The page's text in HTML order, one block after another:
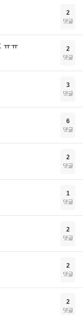
2
댓글
ㅠㅠ 2
댓글
3
댓글
6
댓글
2
댓글
1
댓글
2
댓글
2
댓글
2
댓글